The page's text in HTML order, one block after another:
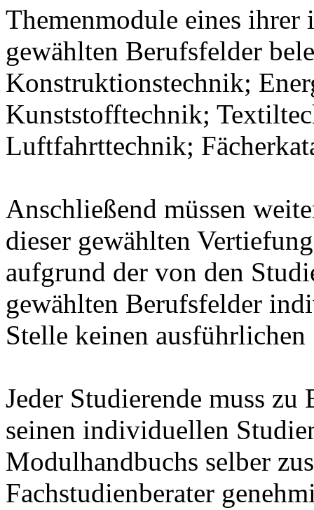
Themenmodule eines ihrer
gewählten Berufsfelder
Konstruktionstechnik;
Kunststofftechnik;
Luftfahrttechnik;
Anschließend müssen
dieser gewählten
aufgrund der von den
gewählten Berufsfelder
Stelle keinen
Jeder Studierende muss
seinen individuellen
Modulhandbuchs selber
Fachstudienberater